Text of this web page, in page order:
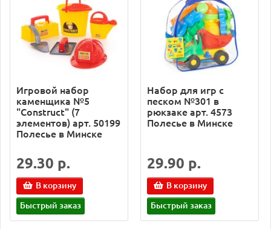
Игровой набор
каменщика №5
"Construct" (7
элементов) арт. 50199
Полесье в Минске
29.30 р.
В корзину
Быстрый заказ
Набор для игр с
песком №301 в
рюкзаке арт. 4573
Полесье в Минске
29.90 р.
В корзину
Быстрый заказ